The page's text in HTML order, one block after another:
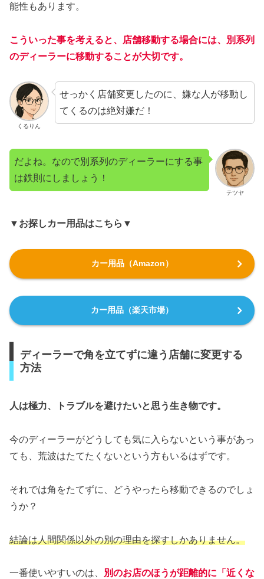
能性もあります。
こういった事を考えると、店舗移動する場合には、別系列
のディーラーに移動することが大切です。
くるりん
せっかく店舗変更したのに、嫌な人が移動し
てくるのは絶対嫌だ！
テツヤ
だよね。なので別系列のディーラーにする事
は鉄則にしましょう！
▼お探しカー用品はこちら▼
カー用品（Amazon）
カー用品（楽天市場）
ディーラーで角を立てずに違う店舗に変更する
方法
人は極力、トラブルを避けたいと思う生き物です。
今のディーラーがどうしても気に入らないという事があっ
ても、荒波はたてたくないという方もいるはずです。
それでは角をたてずに、どうやったら移動できるのでしょ
うか？
結論は人間関係以外の別の理由を探すしかありません。
一番使いやすいのは、
別のお店のほうが距離的に「近くな